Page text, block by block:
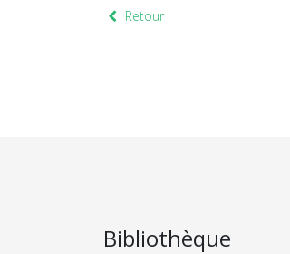
Retour
Bibliothèque